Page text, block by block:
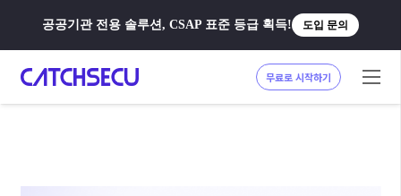
공공기관 전용 솔루션, CSAP 표준 등급 획득! 도입 문의
무료로 시작하기